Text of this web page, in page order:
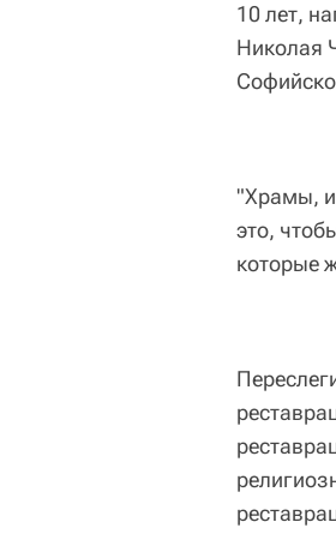
10 лет,
Николая
"Храмы,
это,
которые